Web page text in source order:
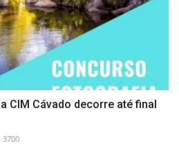
CIM Cávado decorre até final
3700